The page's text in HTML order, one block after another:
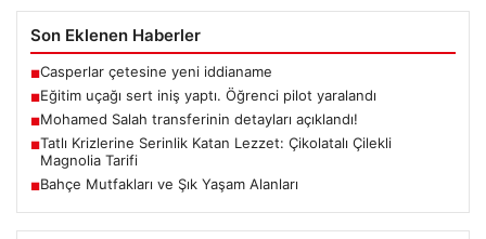
Son Eklenen Haberler
■Casperlar çetesine yeni iddianame
■Eğitim uçağı sert iniş yaptı. Öğrenci pilot yaralandı
■Mohamed Salah transferinin detayları açıklandı!
■Tatlı Krizlerine Serinlik Katan Lezzet: Çikolatalı Çilekli
Magnolia Tarifi
■Bahçe Mutfakları ve Şık Yaşam Alanları